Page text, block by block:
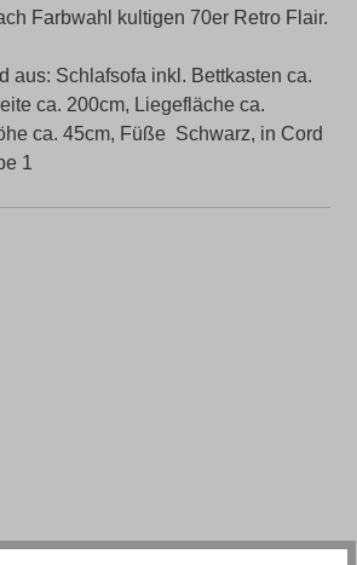
Farbwahl kultigen 70er Retro Flair.
aus: Schlafsofa inkl. Bettkasten ca.
ca. 200cm, Liegefläche ca.
ca. 45cm, Füße Schwarz, in Cord
1